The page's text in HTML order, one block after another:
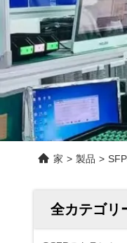
家 > 製品 >
全カテゴリ